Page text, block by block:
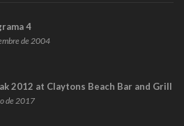
4
de 2004
2012 at Claytons Beach Bar and Grill
de 2017